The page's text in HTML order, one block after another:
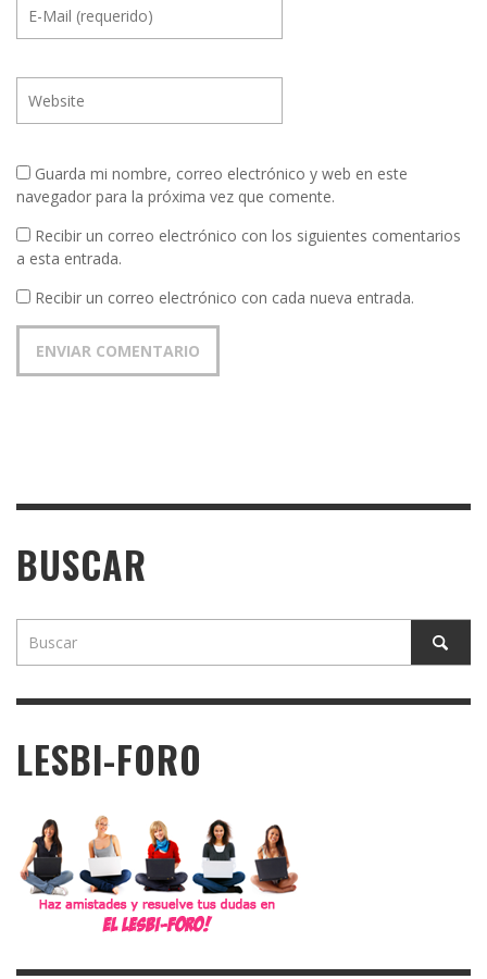
Guarda mi nombre, correo electrónico y web en este
navegador para la próxima vez que comente.
Recibir un correo electrónico con los siguientes comentarios
a esta entrada.
Recibir un correo electrónico con cada nueva entrada.
BUSCAR
LESBI-FORO